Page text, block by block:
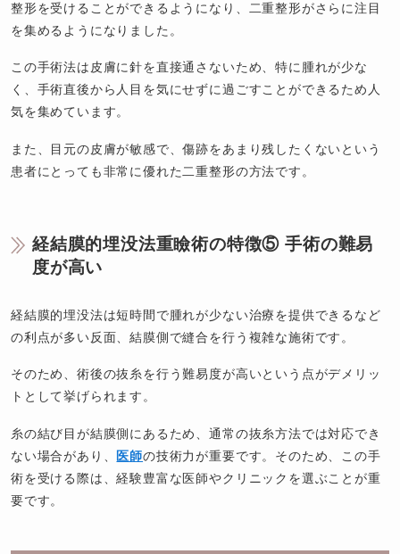
整形を受けることができるようになり、二重整形がさらに注目
を集めるようになりました。
この手術法は皮膚に針を直接通さないため、特に腫れが少な
く、手術直後から人目を気にせずに過ごすことができるため人
気を集めています。
また、目元の皮膚が敏感で、傷跡をあまり残したくないという
患者にとっても非常に優れた二重整形の方法です。
経結膜的埋没法重瞼術の特徴⑤ 手術の難易
度が高い
経結膜的埋没法は短時間で腫れが少ない治療を提供できるなど
の利点が多い反面、結膜側で縫合を行う複雑な施術です。
そのため、術後の抜糸を行う難易度が高いという点がデメリッ
トとして挙げられます。
糸の結び目が結膜側にあるため、通常の抜糸方法では対応でき
ない場合があり、 医師の技術力が重要です。そのため、この手
術を受ける際は、経験豊富な医師やクリニックを選ぶことが重
要です。